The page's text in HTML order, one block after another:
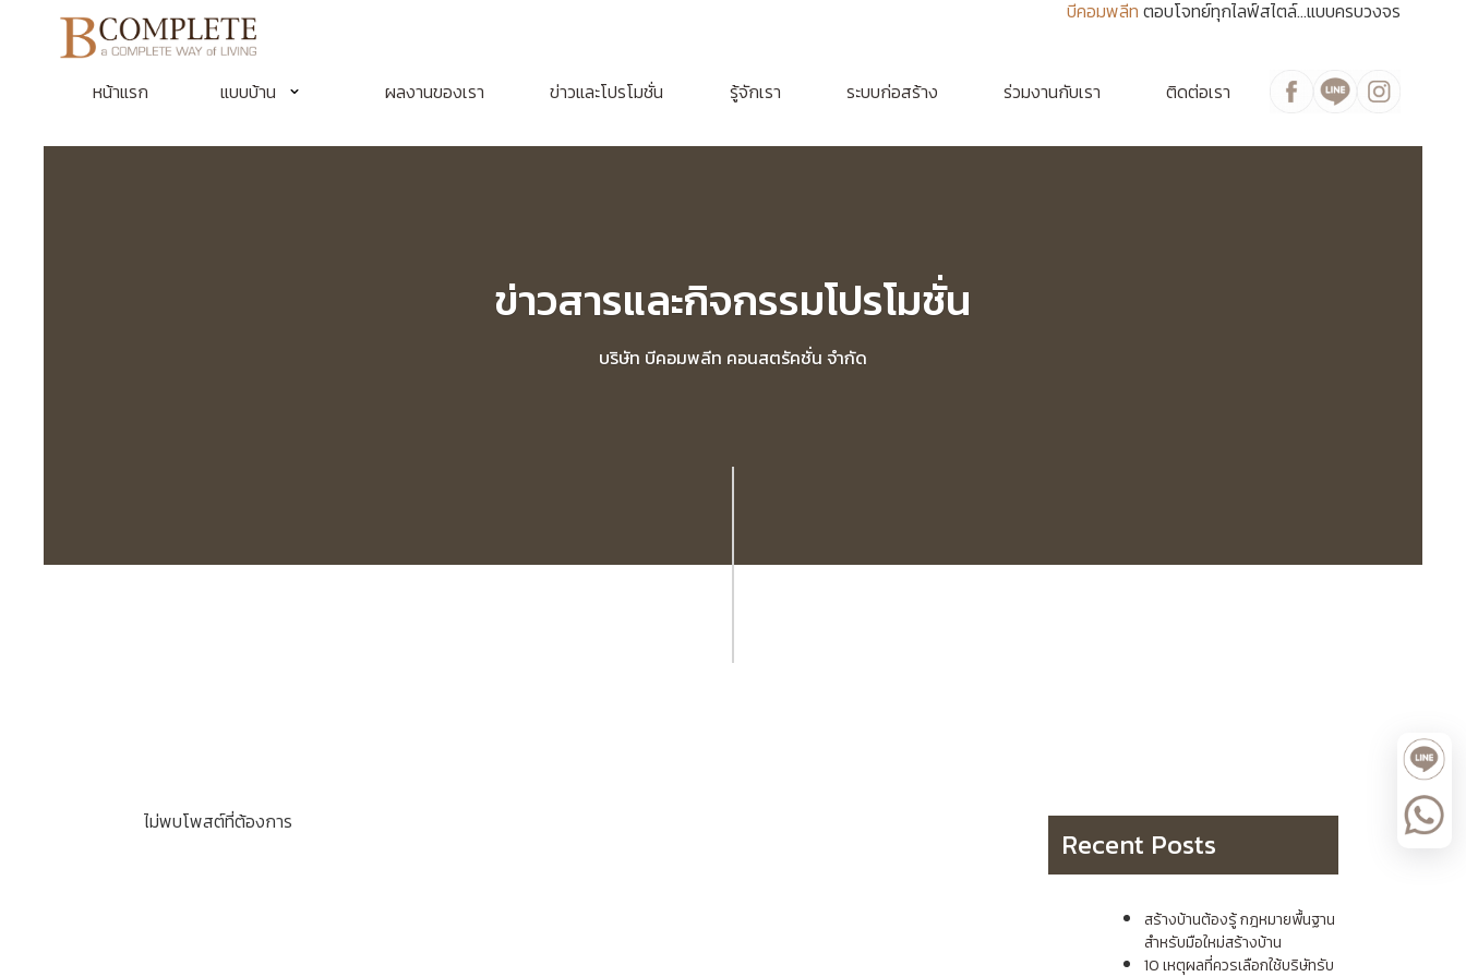
บีคอมพลีท ตอบโจทย์ทุกไลฟ์สไตล์...แบบครบวงจร
หน้าแรก แบบบ้าน ผลงานของเรา ข่าวและโปรโมชั่น รู้จักเรา ระบบก่อสร้าง ร่วมงานกับเรา ติดต่อเรา
ข่าวสารและกิจกรรมโปรโมชั่น
บริษัท บีคอมพลีท คอนสตรัคชั่น จำกัด
ไม่พบโพสต์ที่ต้องการ
Recent Posts
สร้างบ้านต้องรู้ กฎหมายพื้นฐาน
สำหรับมือใหม่สร้างบ้าน
10 เหตุผลที่ควรเลือกใช้บริษัทรับ